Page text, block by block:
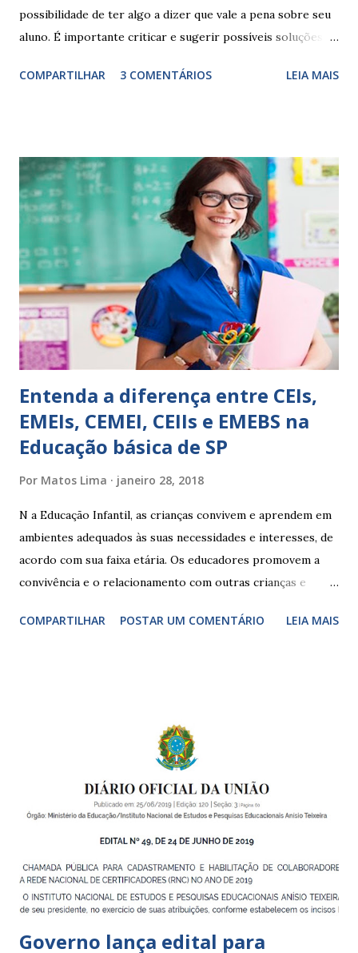
possibilidade de ter algo a dizer que vale a pena sobre seu
aluno. É importante criticar e sugerir possíveis soluções.
exercitação. E encontrar a melhor maneira de expressar o
sempre as intervenções feitas para ações apresentadas,
isso ressalta trabalho. SUGESTÕES DE PALAVRAS E
EXPRESSÕES PARA USO EM RELATÓRIOS Você pensa Você
escreve O aluno não sabe O aluno não adquiriu os
conceitos, está em fase de aprendizado. Não tem limites
Apresenta dificuldades de auto-regulação, pois… É nervoso
Ainda não desenvolveu habilidades para convívio no
ambiente...
COMPARTILHAR 3 COMENTÁRIOS LEIA MAIS
Entenda a diferença entre CEIs,
EMEIs, CEMEI, CEIIs e EMEBS na
Educação básica de SP
Por Matos Lima janeiro 28, 2018
N a Educação Infantil, as crianças convivem e aprendem em
ambientes adequados às suas necessidades e interesses, de
acordo com sua faixa etária. Os educadores promovem a
convivência e o relacionamento com outras crianças e
garantir o direito das crianças a uma educação integral e de
crianças de zero a 3 anos e 11 meses; – EMEIs - Escolas
Municipais de Educação Infantil, que atendem crianças de 4
a 5 anos e 11 meses; – CEMEI - Centro Municipal de
Educação Infantil, que recebe crianças de zero a 5 anos e 11
Indígena, e trabalham com cri...
COMPARTILHAR POSTAR UM COMENTÁRIO LEIA MAIS
Governo lança edital para